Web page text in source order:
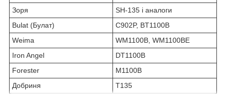
Зоря
SH-135 і аналоги
Bulat (Булат)
C902P, BT1100B
Weima
WM1100B, WM1100BE
Iron Angel
DT1100B
Forester
M1100B
Добриня
T135